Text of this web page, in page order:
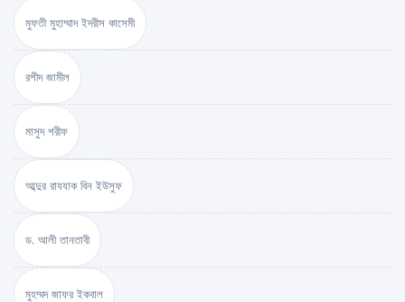
মুফতী মুহাম্মাদ ইদরীস কাসেমী
রশীদ জামীল
মাসুদ শরীফ
আব্দুর রাযযাক বিন ইউসুফ
ড. আলী তানতাবী
মুহম্মদ জাফর ইকবাল